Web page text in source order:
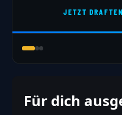
JETZT DRAFTEN
Für dich